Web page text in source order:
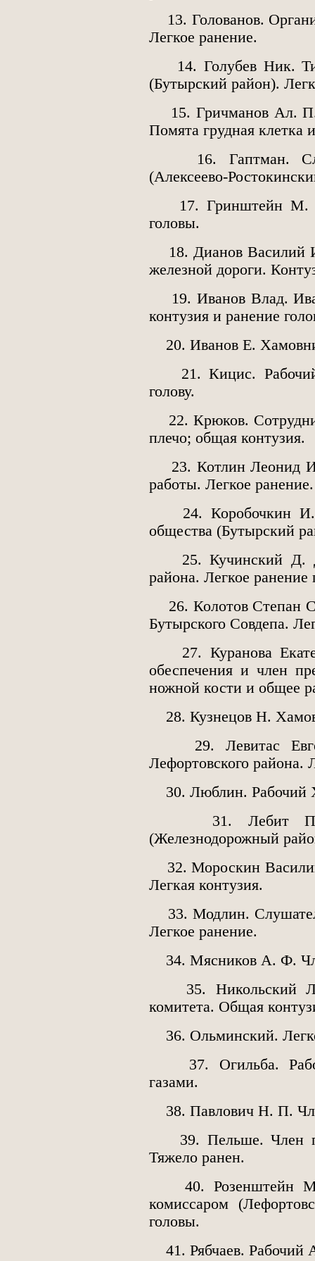
13. Голованов.
Легкое ранение.
14. Голубев Ник.
(Бутырский район).
15. Гричманов Ал. П.
Помята грудная клетка
16. Гаптман.
(Алексеево-
17. Гринштейн М. Л.
головы.
18. Дианов Василий
железной дороги.
19. Иванов Влад.
контузия и ранение
20. Иванов Е.
21. Кицис. Рабочий
голову.
22. Крюков.
плечо; общая контузия.
23. Котлин Леонид
работы. Легкое ранение.
24. Коробочкин И. Г.
общества (Бутырский
25. Кучинский Д. Д.
района. Легкое
26. Колотов Степан
Бутырского Совдепа.
27. Куранова
обеспечения и член
ножной кости и общее
28. Кузнецов Н.
29. Левитас
Лефортовского
30. Люблин. Рабочий
31. Лебит Петр
(Железнодорожный
32. Мороскин
Легкая контузия.
33. Модлин.
Легкое ранение.
34. Мясников А. Ф.
35. Никольский Л.
комитета. Общая
36. Ольминский.
37. Огильба.
газами.
38. Павлович Н. П.
39. Пельше. Член
Тяжело ранен.
40. Розенштейн М.
комиссаром
головы.
41. Рябчаев. Рабочий